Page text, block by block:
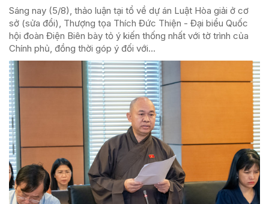
Sáng nay (5/8), thảo luận tại tổ về dự án Luật Hòa giải ở cơ
sở (sửa đổi), Thượng tọa Thích Đức Thiện - Đại biểu Quốc
hội đoàn Điện Biên bày tỏ ý kiến thống nhất với tờ trình của
Chính phủ, đồng thời góp ý đối với...